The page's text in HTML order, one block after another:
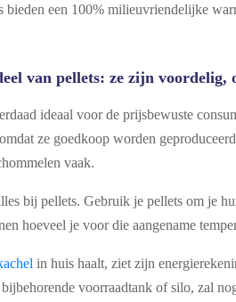
bieden een 100% milieuvriendelijke
van pellets: ze zijn voordelig,
ideaal voor de prijsbewuste
ze goedkoop worden
vaak.
bij pellets. Gebruik je pellets om je
hoeveel je voor die aangename
in huis haalt, ziet zijn
voorraadtank of silo, zal